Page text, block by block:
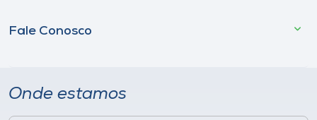
Fale Conosco
Onde estamos